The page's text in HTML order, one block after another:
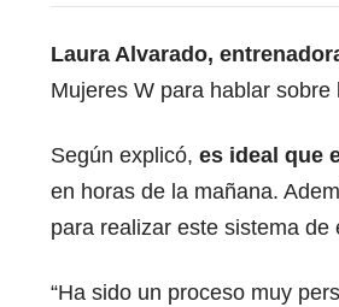
Laura Alvarado,
Mujeres W para hablar
Según explicó, es ideal que
en horas de la mañana.
para realizar este sistema de
“Ha sido un proceso muy